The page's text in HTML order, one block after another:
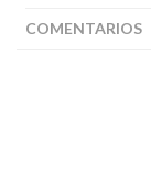
COMENTARIOS